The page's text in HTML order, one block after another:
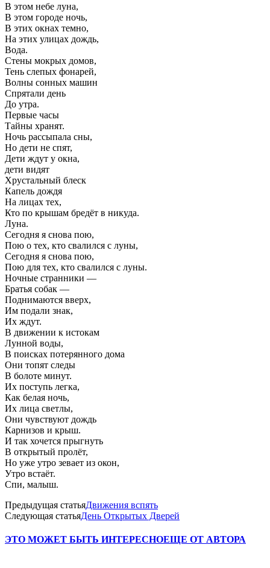
В этом небе луна,
В этом городе ночь,
В этих окнах темно,
На этих улицах дождь,
Вода.
Стены мокрых домов,
Тень слепых фонарей,
Волны сонных машин
Спрятали день
До утра.
Первые часы
Тайны хранят.
Ночь рассыпала сны,
Но дети не спят,
Дети ждут у окна,
дети видят
Хрустальный блеск
Капель дождя
На лицах тех,
Кто по крышам бредёт в никуда.
Луна.
Сегодня я снова пою,
Пою о тех, кто свалился с луны,
Сегодня я снова пою,
Пою для тех, кто свалился с луны.
Ночные странники —
Братья собак —
Поднимаются вверх,
Им подали знак,
Их ждут.
В движении к истокам
Лунной воды,
В поисках потерянного дома
Они топят следы
В болоте минут.
Их поступь легка,
Как белая ночь,
Их лица светлы,
Они чувствуют дождь
Карнизов и крыш.
И так хочется прыгнуть
В открытый пролёт,
Но уже утро зевает из окон,
Утро встаёт.
Спи, малыш.
Предыдущая статьяДвижения вспять
Следующая статьяДень Открытых Дверей
ЭТО МОЖЕТ БЫТЬ ИНТЕРЕСНОЕЩЕ ОТ АВТОРА